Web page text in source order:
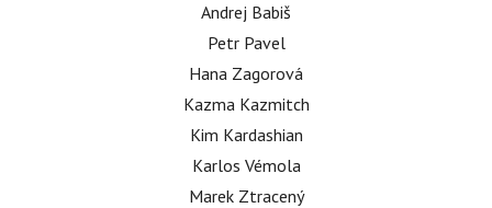
Andrej Babiš
Petr Pavel
Hana Zagorová
Kazma Kazmitch
Kim Kardashian
Karlos Vémola
Marek Ztracený